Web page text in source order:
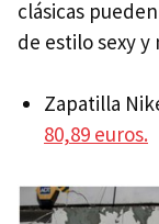
clásicas
de estilo sexy y
Zapatilla
80,89 euros.